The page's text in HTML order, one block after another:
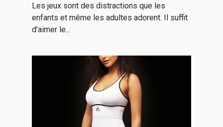
Les jeux sont des distractions que les
enfants et même les adultes adorent. Il suffit
d’aimer le...